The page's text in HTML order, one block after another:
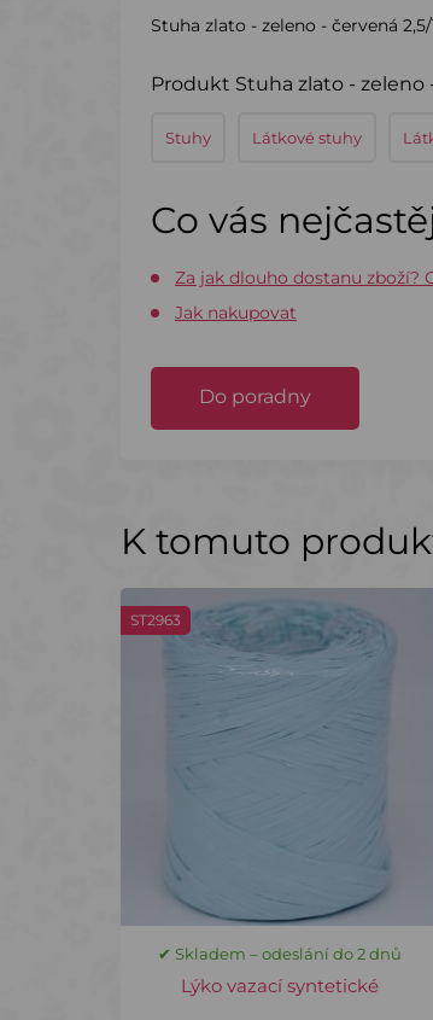
Stuha zlato - zeleno - červená
Produkt Stuha zlato - zeleno
Stuhy Látkové stuhy
Co vás
Za jak dlouho dostanu zboží?
Jak nakupovat
Do poradny
K tomuto
ST2963
✔ Skladem – odeslání do 2 dnů
Lýko vazací syntetické